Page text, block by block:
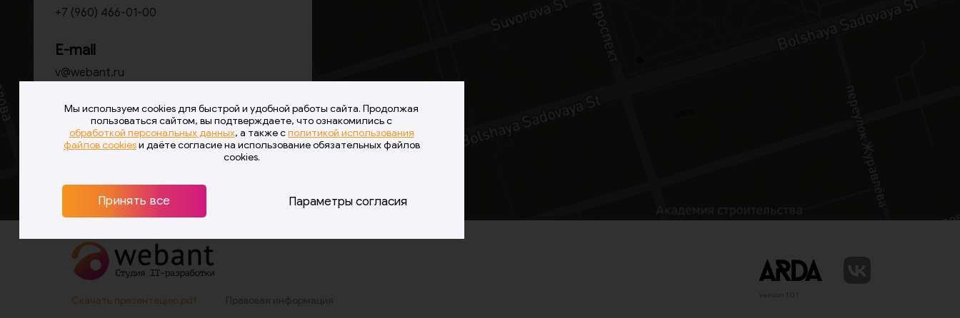
+7 (960) 466-01-00
E-mail
v@webant.ru
Оставить заявку
Мы используем cookies для быстрой и удобной работы сайта. Продолжая
пользоваться сайтом, вы подтверждаете, что ознакомились с
обработкой персональных данных, а также сполитикой использования
файлов cookiesи даёте согласие на использование обязательных файлов
cookies.
Принять все Параметры согласия
Скачать презентацию.pdf Правовая информация